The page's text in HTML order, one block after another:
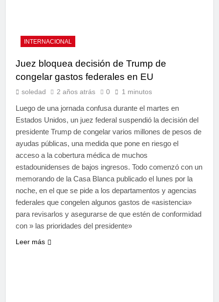
INTERNACIONAL
Juez bloquea decisión de Trump de
congelar gastos federales en EU
soledad 2 años atrás 0 1 minutos
Luego de una jornada confusa durante el martes en
Estados Unidos, un juez federal suspendió la decisión del
presidente Trump de congelar varios millones de pesos de
ayudas públicas, una medida que pone en riesgo el
acceso a la cobertura médica de muchos
estadounidenses de bajos ingresos. Todo comenzó con un
memorando de la Casa Blanca publicado el lunes por la
noche, en el que se pide a los departamentos y agencias
federales que congelen algunos gastos de «asistencia»
para revisarlos y asegurarse de que estén de conformidad
con » las prioridades del presidente»
Leer más